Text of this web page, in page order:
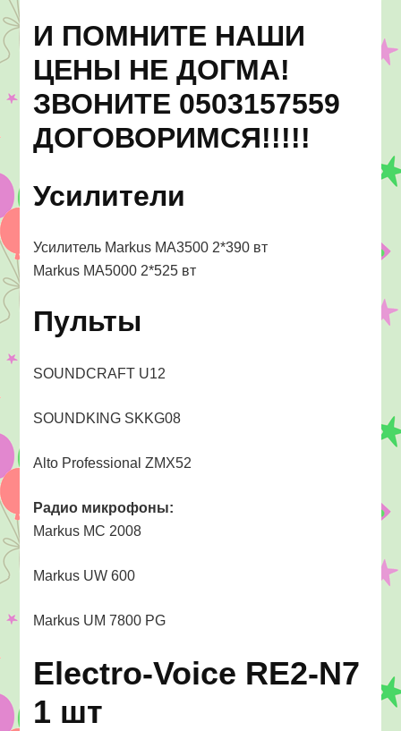
И ПОМНИТЕ НАШИ
ЦЕНЫ НЕ ДОГМА!
ЗВОНИТЕ 0503157559
ДОГОВОРИМСЯ!!!!!
Усилители
Усилитель Markus MA3500 2*390 вт
Markus MA5000 2*525 вт
Пульты
SOUNDCRAFT U12
SOUNDKING SKKG08
Alto Professional ZMX52
Радио микрофоны:
Markus MC 2008
Markus UW 600
Markus UM 7800 PG
Electro-Voice RE2-N7
1 шт